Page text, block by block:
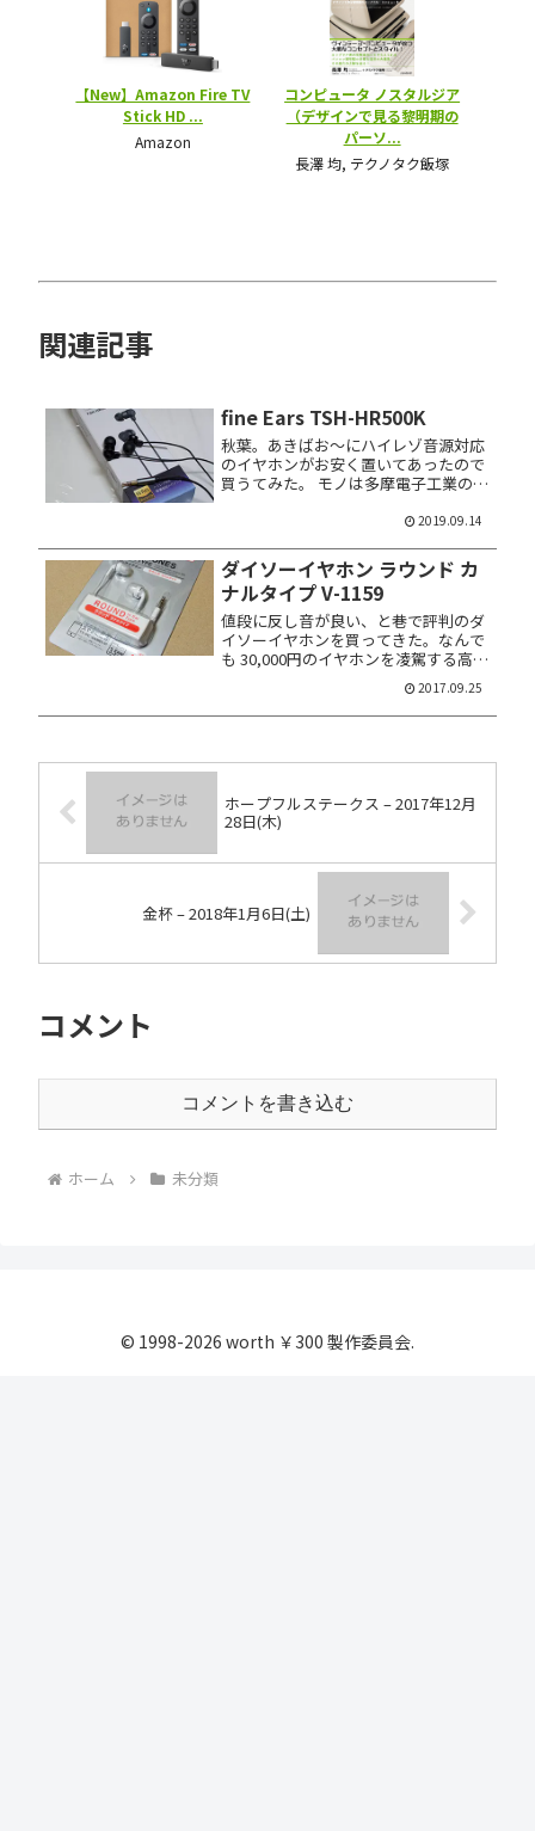
関連記事
fine Ears TSH-HR500K
秋葉。あきばお～にハイレゾ音源対応
のイヤホンがお安く置いてあったので
買うてみた。 モノは多摩電子工業の
1,079円）ナリ。大手量販店では 3,500
2019.09.14
ダイソーイヤホン ラウンド カ
ナルタイプ V-1159
値段に反し音が良い、と巷で評判のダ
イソーイヤホンを買ってきた。なんで
も 30,000円のイヤホンを凌駕する高音
質らしい。高まる期待。いま街はこい
つのウワサで持ちきりさ！ その名もス
テレオイヤホン ラウンド カナルタイ
2017.09.25
ホープフルステークス – 2017年12月
28日(木)
金杯 – 2018年1月6日(土)
コメント
コメントを書き込む
ホーム 未分類
© 1998-2026 worth ￥300 製作委員会.